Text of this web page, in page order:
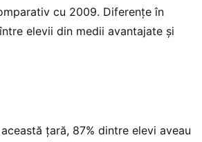
cu 2009. Diferențe în
elevii din medii avantajate și
țară, 87% dintre elevi aveau